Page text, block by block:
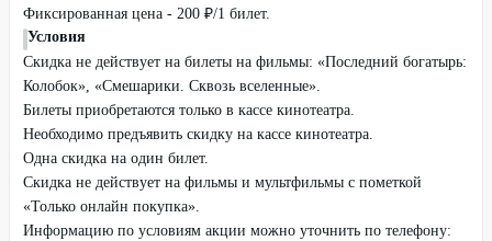
Фиксированная цена - 200 ₽/1 билет.
Условия
Скидка не действует на билеты на фильмы: «Последний богатырь:
Колобок», «Смешарики. Сквозь вселенные».
Билеты приобретаются только в кассе кинотеатра.
Необходимо предъявить скидку на кассе кинотеатра.
Одна скидка на один билет.
Скидка не действует на фильмы и мультфильмы с пометкой
«Только онлайн покупка».
Информацию по условиям акции можно уточнить по телефону: